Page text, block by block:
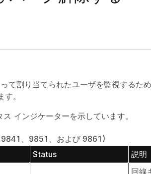
て割り当てられたユーザを監視するた
。
インジケーターを示しています。
9841、9851、および 9861)
Status
説明
回線